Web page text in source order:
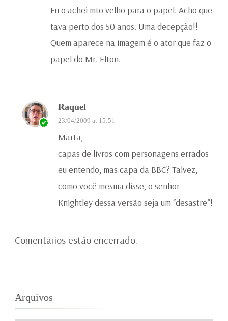
Eu o achei mto velho para o papel. Acho que
tava perto dos 50 anos. Uma decepção!!
Quem aparece na imagem é o ator que faz o
papel do Mr. Elton.
Raquel
23/04/2009 at 15:51
Marta,
capas de livros com personagens errados
eu entendo, mas capa da BBC? Talvez,
como você mesma disse, o senhor
Knightley dessa versão seja um “desastre”!
Comentários estão encerrado.
Arquivos